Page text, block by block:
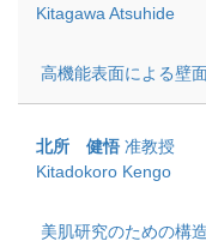
Kitagawa Atsuhide
高機能表面による壁
北所 健悟 准教授
Kitadokoro Kengo
美肌研究のための構